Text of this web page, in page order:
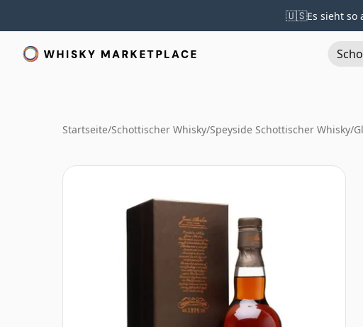
🇺🇸Es sieht so
Startseite/Schottischer Whisky/Speyside Schottischer Whisky/